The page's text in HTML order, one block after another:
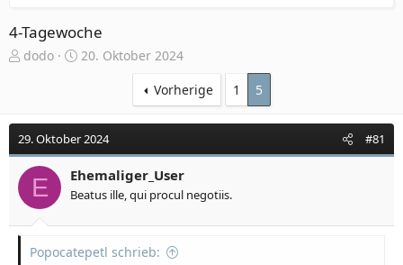
4-Tagewoche
E
e
l
l
e
dodo
E
e
l
l
t
a
20. Oktober 2024
Vorherige
1 5
29. Oktober 2024 #81
E Ehemaliger_User
Beatus ille, qui procul negotiis.
Popocatepetl schrieb: